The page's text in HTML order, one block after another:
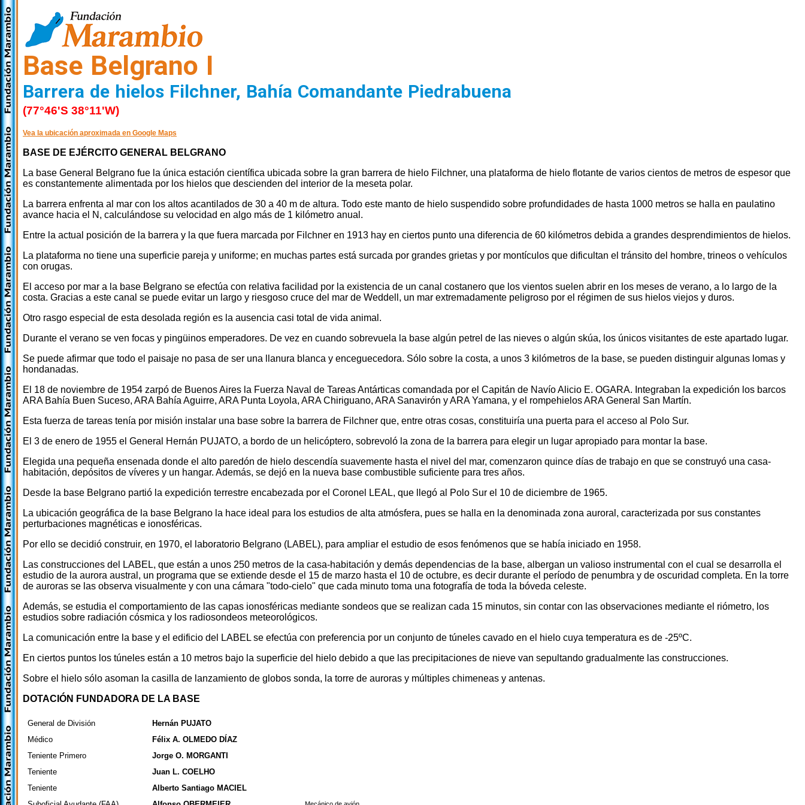
Base Belgrano I
Barrera de hielos Filchner, Bahía Comandante Piedrabuena
(77°46'S 38°11'W)
Vea la ubicación aproximada en Google Maps
BASE DE EJÉRCITO GENERAL BELGRANO
La base General Belgrano fue la única estación científica ubicada sobre la gran barrera de hielo Filchner, una plataforma de hielo flotante de varios cientos de metros de espesor que
es constantemente alimentada por los hielos que descienden del interior de la meseta polar.
La barrera enfrenta al mar con los altos acantilados de 30 a 40 m de altura. Todo este manto de hielo suspendido sobre profundidades de hasta 1000 metros se halla en paulatino
avance hacia el N, calculándose su velocidad en algo más de 1 kilómetro anual.
Entre la actual posición de la barrera y la que fuera marcada por Filchner en 1913 hay en ciertos punto una diferencia de 60 kilómetros debida a grandes desprendimientos de hielos.
La plataforma no tiene una superficie pareja y uniforme; en muchas partes está surcada por grandes grietas y por montículos que dificultan el tránsito del hombre, trineos o vehículos
con orugas.
El acceso por mar a la base Belgrano se efectúa con relativa facilidad por la existencia de un canal costanero que los vientos suelen abrir en los meses de verano, a lo largo de la
costa. Gracias a este canal se puede evitar un largo y riesgoso cruce del mar de Weddell, un mar extremadamente peligroso por el régimen de sus hielos viejos y duros.
Otro rasgo especial de esta desolada región es la ausencia casi total de vida animal.
Durante el verano se ven focas y pingüinos emperadores. De vez en cuando sobrevuela la base algún petrel de las nieves o algún skúa, los únicos visitantes de este apartado lugar.
Se puede afirmar que todo el paisaje no pasa de ser una llanura blanca y enceguecedora. Sólo sobre la costa, a unos 3 kilómetros de la base, se pueden distinguir algunas lomas y
hondanadas.
El 18 de noviembre de 1954 zarpó de Buenos Aires la Fuerza Naval de Tareas Antárticas comandada por el Capitán de Navío Alicio E. OGARA. Integraban la expedición los barcos
ARA Bahía Buen Suceso, ARA Bahía Aguirre, ARA Punta Loyola, ARA Chiriguano, ARA Sanavirón y ARA Yamana, y el rompehielos ARA General San Martín.
Esta fuerza de tareas tenía por misión instalar una base sobre la barrera de Filchner que, entre otras cosas, constituiría una puerta para el acceso al Polo Sur.
El 3 de enero de 1955 el General Hernán PUJATO, a bordo de un helicóptero, sobrevoló la zona de la barrera para elegir un lugar apropiado para montar la base.
Elegida una pequeña ensenada donde el alto paredón de hielo descendía suavemente hasta el nivel del mar, comenzaron quince días de trabajo en que se construyó una casa-
habitación, depósitos de víveres y un hangar. Además, se dejó en la nueva base combustible suficiente para tres años.
Desde la base Belgrano partió la expedición terrestre encabezada por el Coronel LEAL, que llegó al Polo Sur el 10 de diciembre de 1965.
La ubicación geográfica de la base Belgrano la hace ideal para los estudios de alta atmósfera, pues se halla en la denominada zona auroral, caracterizada por sus constantes
perturbaciones magnéticas e ionosféricas.
Por ello se decidió construir, en 1970, el laboratorio Belgrano (LABEL), para ampliar el estudio de esos fenómenos que se había iniciado en 1958.
Las construcciones del LABEL, que están a unos 250 metros de la casa-habitación y demás dependencias de la base, albergan un valioso instrumental con el cual se desarrolla el
estudio de la aurora austral, un programa que se extiende desde el 15 de marzo hasta el 10 de octubre, es decir durante el período de penumbra y de oscuridad completa. En la torre
de auroras se las observa visualmente y con una cámara "todo-cielo" que cada minuto toma una fotografía de toda la bóveda celeste.
Además, se estudia el comportamiento de las capas ionosféricas mediante sondeos que se realizan cada 15 minutos, sin contar con las observaciones mediante el riómetro, los
estudios sobre radiación cósmica y los radiosondeos meteorológicos.
La comunicación entre la base y el edificio del LABEL se efectúa con preferencia por un conjunto de túneles cavado en el hielo cuya temperatura es de -25ºC.
En ciertos puntos los túneles están a 10 metros bajo la superficie del hielo debido a que las precipitaciones de nieve van sepultando gradualmente las construcciones.
Sobre el hielo sólo asoman la casilla de lanzamiento de globos sonda, la torre de auroras y múltiples chimeneas y antenas.
DOTACIÓN FUNDADORA DE LA BASE
General de División
Hernán PUJATO
Médico
Félix A. OLMEDO DÍAZ
Teniente Primero
Jorge O. MORGANTI
Teniente
Juan L. COELHO
Teniente
Alberto Santiago MACIEL